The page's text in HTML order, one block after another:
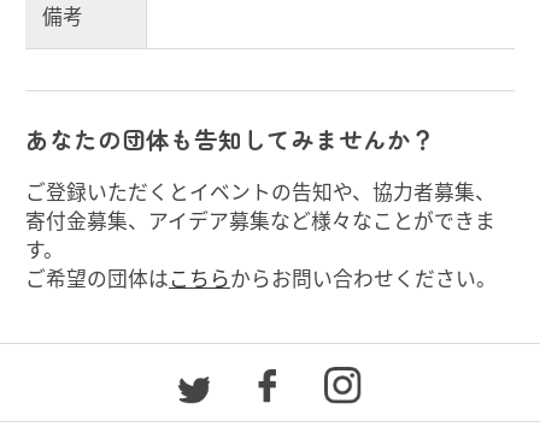
備考
あなたの団体も告知してみませんか？
ご登録いただくとイベントの告知や、協力者募集、
寄付金募集、アイデア募集など様々なことができま
す。
ご希望の団体はこちらからお問い合わせください。